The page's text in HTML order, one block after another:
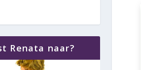
Renata naar?